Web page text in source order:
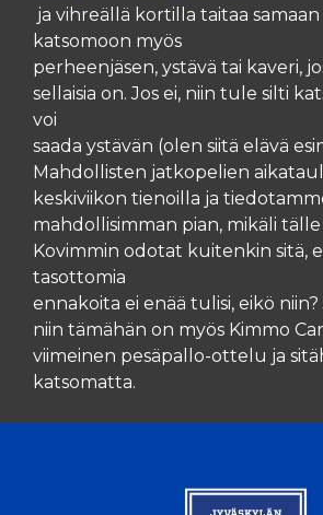
ja vihreällä kortilla taitaa
katsomoon myös
perheenjäsen, ystävä tai kaveri,
sellaisia on. Jos ei, niin tule silti
voi
saada ystävän (olen siitä elävä
Mahdollisten jatkopelien
keskiviikon tienoilla ja
mahdollisimman pian, mikäli
Kovimmin odotat kuitenkin sitä,
tasottomia
ennakoita ei enää tulisi, eikö niin?
niin tämähän on myös Kimmo
viimeinen pesäpallo-ottelu ja
katsomatta.